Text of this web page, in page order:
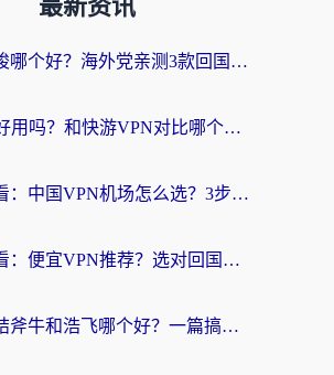
最新资讯
迅游和穿梭哪个好？海外党亲测3款回国加速器+手游加速对比，附避坑指南
斧牛VPN好用吗？和快游VPN对比哪个回国效果更好？马来西亚留学生亲测分享
海外党必看：中国VPN机场怎么选？3步教你无缝访问国内资源（附避坑指南）
海外党必看：便宜VPN推荐？选对回国加速器才能无缝刷国内剧玩国服
海外党纠结斧牛和浩飞哪个好？一篇搞定回国加速器选择+无缝访问国内资源指南